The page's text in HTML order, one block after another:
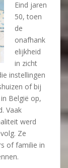
Eind jaren
50, toen
de
onafhank
elijkheid
in zicht
instellingen
of bij
België op,
Vaak
werd
Ze
of familie in